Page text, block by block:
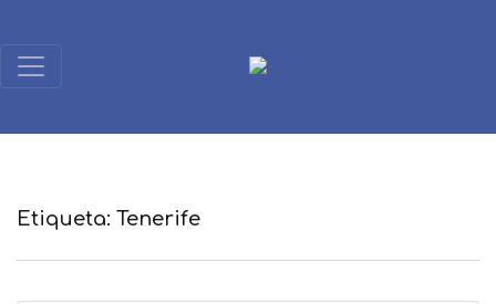
Etiqueta: Tenerife